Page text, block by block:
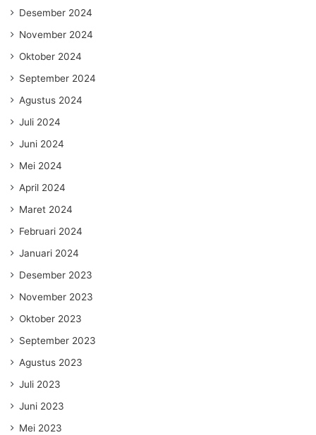
Desember 2024
November 2024
Oktober 2024
September 2024
Agustus 2024
Juli 2024
Juni 2024
Mei 2024
April 2024
Maret 2024
Februari 2024
Januari 2024
Desember 2023
November 2023
Oktober 2023
September 2023
Agustus 2023
Juli 2023
Juni 2023
Mei 2023